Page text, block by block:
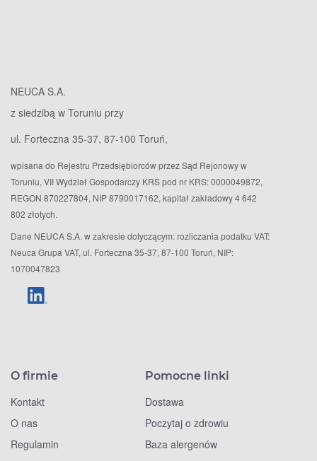
NEUCA S.A.
z siedzibą w Toruniu przy
ul. Forteczna 35-37, 87-100 Toruń,
wpisana do Rejestru Przedsiębiorców przez Sąd Rejonowy w
Toruniu, VII Wydział Gospodarczy KRS pod nr KRS: 0000049872,
REGON 870227804, NIP 8790017162, kapitał zakładowy 4 642
802 złotych.
Dane NEUCA S.A. w zakresie dotyczącym: rozliczania podatku VAT:
Neuca Grupa VAT, ul. Forteczna 35-37, 87-100 Toruń, NIP:
1070047823
O firmie
Kontakt
O nas
Regulamin
Pomocne linki
Dostawa
Poczytaj o zdrowiu
Baza alergenów